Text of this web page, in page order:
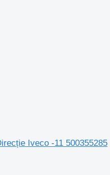
Iveco -11 500355285